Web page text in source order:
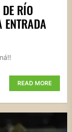
RÍO
ENTRADA
READ MORE